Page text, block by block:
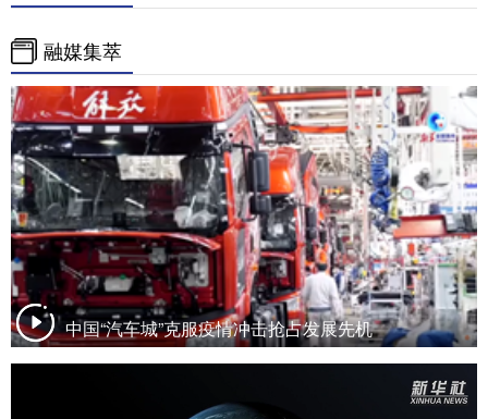
融媒集萃
中国“汽车城”克服疫情冲击抢占发展先机